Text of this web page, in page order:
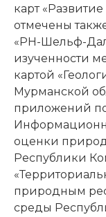
карт
отмечены
«РН-Шельф-
изученности
картой
Мурманской
приложений
оценки
Республики
природным
среды